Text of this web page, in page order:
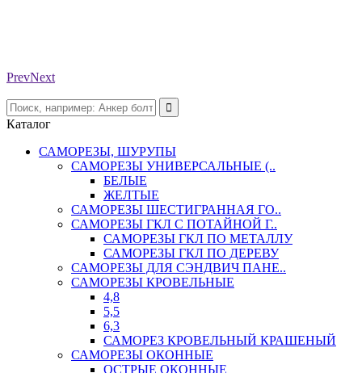
PrevNext
Каталог
САМОРЕЗЫ, ШУРУПЫ
САМОРЕЗЫ УНИВЕРСАЛЬНЫЕ (..
БЕЛЫЕ
ЖЕЛТЫЕ
САМОРЕЗЫ ШЕСТИГРАННАЯ ГО..
САМОРЕЗЫ ГКЛ С ПОТАЙНОЙ Г..
САМОРЕЗЫ ГКЛ ПО МЕТАЛЛУ
САМОРЕЗЫ ГКЛ ПО ДЕРЕВУ
САМОРЕЗЫ ДЛЯ СЭНДВИЧ ПАНЕ..
САМОРЕЗЫ КРОВЕЛЬНЫЕ
4,8
5,5
6,3
САМОРЕЗ КРОВЕЛЬНЫЙ КРАШЕНЫЙ
САМОРЕЗЫ ОКОННЫЕ
ОСТРЫЕ ОКОННЫЕ